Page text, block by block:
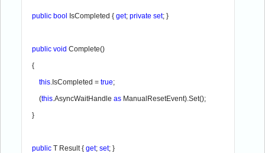
public bool IsCompleted { get; private set; }
public void Complete()
this.IsCompleted = true;
        (
this.AsyncWaitHandle as ManualResetEvent).Set();
public T Result { get; set; }